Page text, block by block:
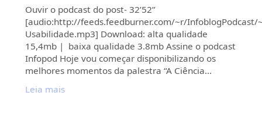
Ouvir o podcast do post- 32’52”
[audio:http://feeds.feedburner.com/~r/InfoblogPodcast/
Usabilidade.mp3] Download: alta qualidade
15,4mb | baixa qualidade 3.8mb Assine o podcast
Infopod Hoje vou começar disponibilizando os
melhores momentos da palestra “A Ciência…
Leia mais